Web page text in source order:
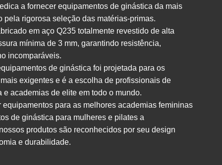
a fornecer equipamentos de ginástica da mais
pela rigorosa seleção das matérias-primas.
em aço Q235 totalmente revestido de alta
mínima de 3 mm, garantindo resistência,
incomparáveis.
de ginástica foi projetada para os
exigentes e é a escolha de profissionais de
academias de elite em todo o mundo.
equipamentos para as melhores academias femininas
de ginástica para mulheres e pilates a
produtos são reconhecidos por seu design
e durabilidade.